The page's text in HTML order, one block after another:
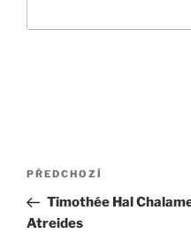
Navigace
příspěvek
Předchozí
příspěvek
PŘEDCHOZÍ
Timothée Hal
Atreides